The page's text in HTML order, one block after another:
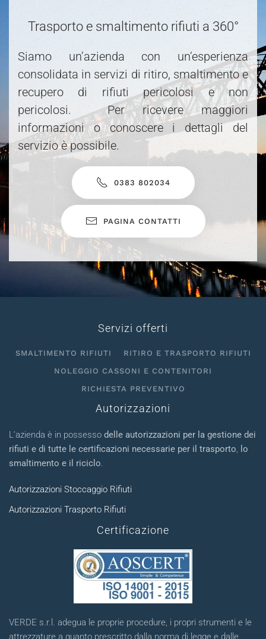
Trasporto e smaltimento rifiuti a 360°
Siamo un’azienda con un’esperienza
consolidata in servizi di ritiro, smaltimento e
recupero di rifiuti pericolosi e non
pericolosi. Per ricevere maggiori
informazioni o conoscere i dettagli del
servizio è possibile.
0383 802034
PAGINA CONTATTI
Servizi offerti
SMALTIMENTO RIFIUTI
RITIRO E TRASPORTO RIFIUTI
NOLEGGIO CASSONI E CONTENITORI
RICHIESTA PREVENTIVO
Autorizzazioni
L’azienda è in possesso delle autorizzazioni per la gestione dei
rifiuti e di tutte le certificazioni necessarie per il trasporto, lo
smaltimento e il riciclo.
Autorizzazioni Stoccaggio Rifiuti
Autorizzazioni Trasporto Rifiuti
Certificazione
VERDE s.r.l. adegua le proprie procedure, i propri strumenti e le
attrezzature a quanto prescritto dalla norma di legge e dalle